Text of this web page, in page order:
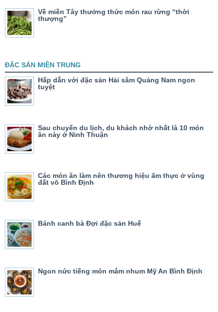
Về miền Tây thưởng thức món rau rừng “thời
thượng”
ĐẶC SẢN MIỀN TRUNG
Hấp dẫn với đặc sản Hải sâm Quảng Nam ngon
tuyệt
Sau chuyến du lịch, du khách nhớ nhất là 10 món
ăn này ở Ninh Thuận
Các món ăn làm nên thương hiệu ẩm thực ở vùng
đất võ Bình Định
Bánh canh bà Đợi đặc sản Huế
Ngon nức tiếng món mắm nhum Mỹ An Bình Định